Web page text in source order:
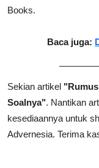
Books.
Baca juga:
Sekian artikel
Soalnya". Nantikan
kesediaannya untuk
Advernesia. Terima